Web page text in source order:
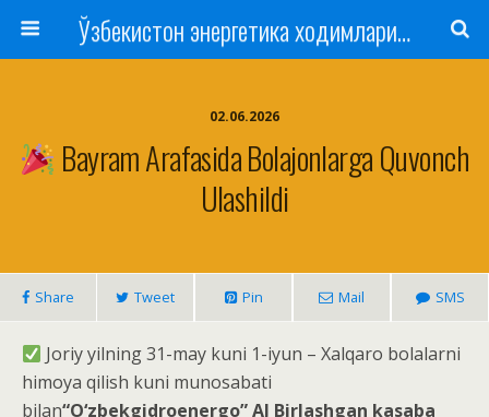
Ўзбекистон энергетика ходимлари касаба уюшмаси
02.06.2026
Bayram Arafasida Bolajonlarga Quvonch
Ulashildi
Share Tweet Pin Mail SMS
Joriy yilning 31-may kuni 1-iyun – Xalqaro bolalarni
himoya qilish kuni munosabati
bilan“O‘zbekgidroenergo” AJ Birlashgan kasaba